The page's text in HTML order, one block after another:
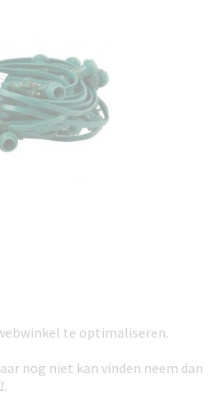
te optimaliseren.
nog niet kan vinden neem dan
.